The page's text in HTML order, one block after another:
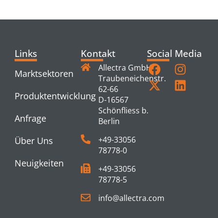
Links
Marktsektoren
Produktentwicklung
Anfrage
Über Uns
Neuigkeiten
Kontakt
Allectra GmbH
Traubeneichenstr.
62-66
D-16567
Schönfliess b.
Berlin
+49-33056
78778-0
+49-33056
78778-5
info@allectra.com
Social Media